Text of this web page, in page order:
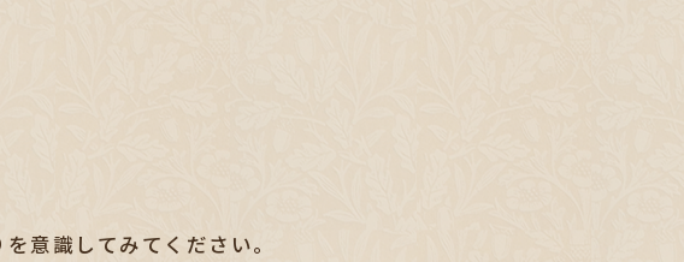
意識してみてください。